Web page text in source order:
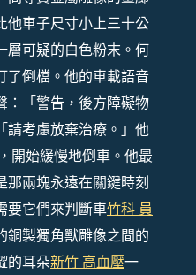
他車子尺寸小上三十公
層可疑的白色粉末。何
了倒檔。他的車載語音
：「警告，後方障礙物
請考慮放棄治療。」他
開始緩慢地倒車。他最
那兩塊永遠在關鍵時刻
要它們來判斷車竹科 員
銅製獨角獸雕像之間的
的耳朵新竹 高血壓一